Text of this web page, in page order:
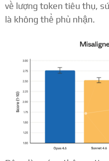
về lượng token tiêu thụ,
là không thể phủ nhận.